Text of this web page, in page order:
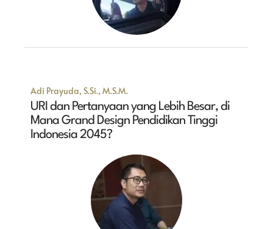
Adi Prayuda, S.Si., M.S.M.
URI dan Pertanyaan yang Lebih Besar, di
Mana Grand Design Pendidikan Tinggi
Indonesia 2045?